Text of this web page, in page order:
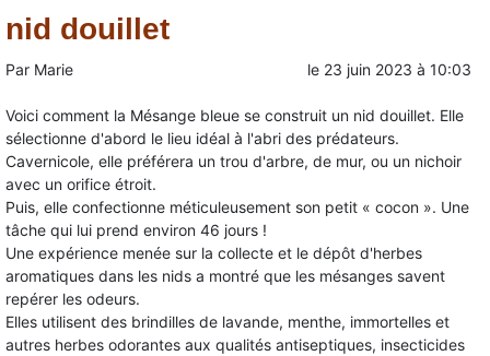
nid douillet
Par Marie le 23 juin 2023 à 10:03
Voici comment la Mésange bleue se construit un nid douillet. Elle
sélectionne d'abord le lieu idéal à l'abri des prédateurs.
Cavernicole, elle préférera un trou d'arbre, de mur, ou un nichoir
avec un orifice étroit.
Puis, elle confectionne méticuleusement son petit « cocon ». Une
tâche qui lui prend environ 46 jours !
Une expérience menée sur la collecte et le dépôt d'herbes
aromatiques dans les nids a montré que les mésanges savent
repérer les odeurs.
Elles utilisent des brindilles de lavande, menthe, immortelles et
autres herbes odorantes aux qualités antiseptiques, insecticides